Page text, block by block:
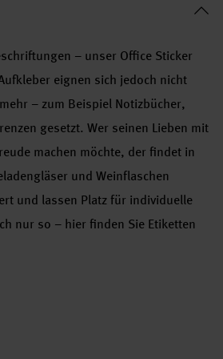
– unser Office Sticker
eignen sich jedoch nicht
– zum Beispiel Notizbücher,
gesetzt. Wer seinen Lieben mit
machen möchte, der findet in
und Weinflaschen
und lassen Platz für individuelle
nur so – hier finden Sie Etiketten